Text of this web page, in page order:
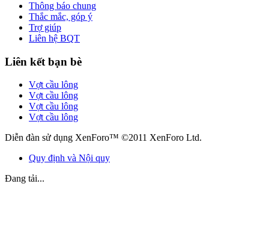
Thông báo chung
Thắc mắc, góp ý
Trợ giúp
Liên hệ BQT
Liên kết bạn bè
Vợt cầu lông
Vợt cầu lông
Vợt cầu lông
Vợt cầu lông
Diễn đàn sử dụng XenForo™ ©2011 XenForo Ltd.
Quy định và Nội quy
Đang tải...